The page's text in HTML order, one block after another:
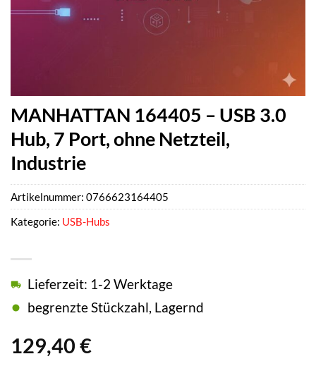
MANHATTAN 164405 – USB 3.0
Hub, 7 Port, ohne Netzteil,
Industrie
129,40 €
Lieferzeit: 1-2 Werktage
begrenzte Stückzahl, Lagernd
Artikelnummer: 0766623164405
Kategorie: USB-Hubs